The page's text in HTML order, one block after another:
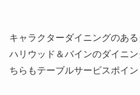
キャラクターダイニングのあ
ハリウッド＆バインのダイニ
ちらもテーブルサービスポイン